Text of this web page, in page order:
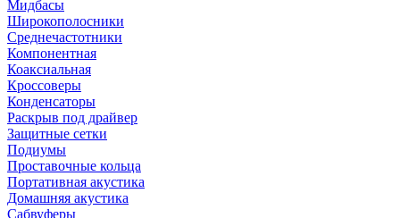
Мидбасы
Широкополосники
Среднечастотники
Компонентная
Коаксиальная
Кроссоверы
Конденсаторы
Раскрыв под драйвер
Защитные сетки
Подиумы
Проставочные кольца
Портативная акустика
Домашняя акустика
Сабвуферы